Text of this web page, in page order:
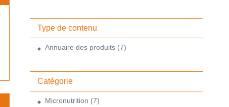
Type de contenu
Annuaire des produits (7)
Catégorie
Micronutrition (7)